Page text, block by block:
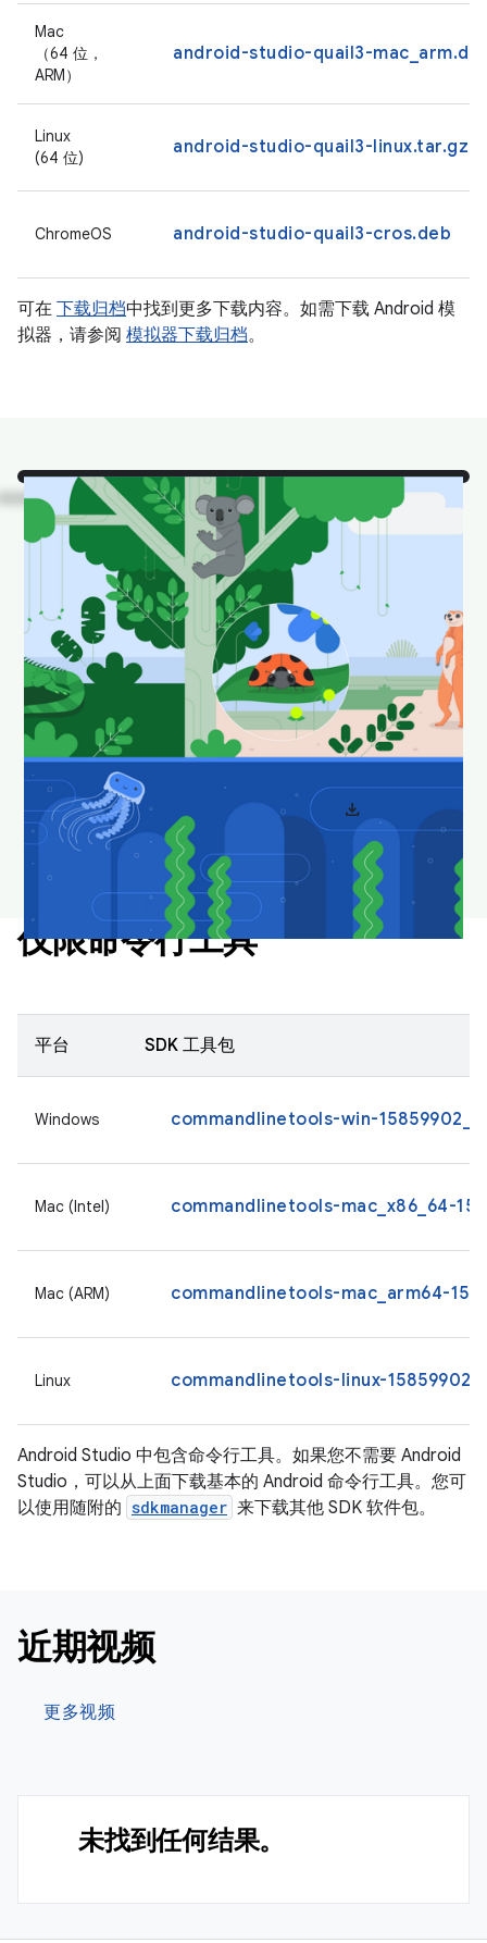
Mac
（64 位，
ARM）
android-studio-quail3-
Linux
(64 位)
android-studio-quail3-linux.tar.gz
ChromeOS android-studio-quail3-cros.deb
可在 下载归档中找到更多下载内容。如需下载 Android 模
拟器，请参阅 模拟器下载归档。
看！ 这些是 Android
Studio 中一些我们喜爱的
动物在其自然栖息地中的
照片。
下载并设置为壁纸，让您的桌面看起来时尚新颖。
下载 Android Studio 壁纸 download
仅限命令行工具
平台 SDK 工具包
Windows commandlinetools-win-
Mac (Intel) commandlinetools-mac_x86_64-
Mac (ARM) commandlinetools-mac_arm64-
Linux commandlinetools-linux-
Android Studio 中包含命令行工具。如果您不需要 Android
Studio，可以从上面下载基本的 Android 命令行工具。您可
以使用随附的 sdkmanager 来下载其他 SDK 软件包。
近期视频
更多视频
未找到任何结果。